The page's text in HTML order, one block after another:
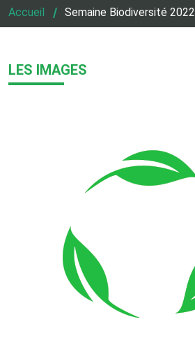
Accueil Semaine Biodiversité 2022
LES IMAGES